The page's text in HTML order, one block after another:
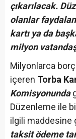
çıkarılacak.
olanlar
kartı ya da
milyon
Milyonlarca
içeren Torba
Komisyonunda
Düzenleme ile
ilgili maddesine
taksit ödeme